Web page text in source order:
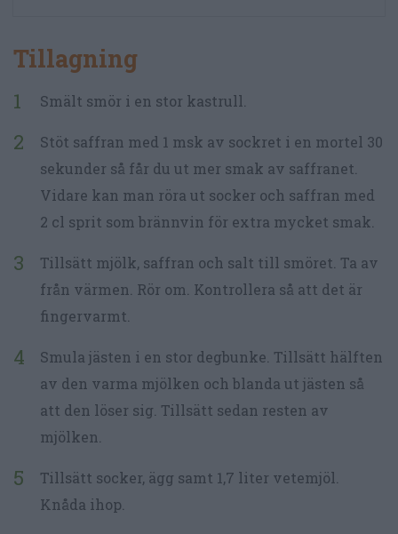
Tillagning
Smält smör i en stor kastrull.
Stöt saffran med 1 msk av sockret i en mortel 30
sekunder så får du ut mer smak av saffranet.
Vidare kan man röra ut socker och saffran med
2 cl sprit som brännvin för extra mycket smak.
Tillsätt mjölk, saffran och salt till smöret. Ta av
från värmen. Rör om. Kontrollera så att det är
fingervarmt.
Smula jästen i en stor degbunke. Tillsätt hälften
av den varma mjölken och blanda ut jästen så
att den löser sig. Tillsätt sedan resten av
mjölken.
Tillsätt socker, ägg samt 1,7 liter vetemjöl.
Knåda ihop.